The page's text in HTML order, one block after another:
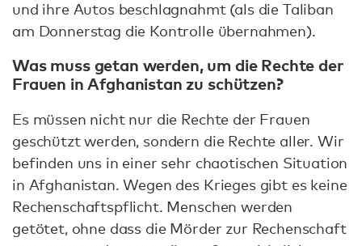
und ihre Autos beschlagnahmt (als die Taliban
am Donnerstag die Kontrolle übernahmen).
Was muss getan werden, um die Rechte der
Frauen in Afghanistan zu schützen?
Es müssen nicht nur die Rechte der Frauen
geschützt werden, sondern die Rechte aller. Wir
befinden uns in einer sehr chaotischen Situation
in Afghanistan. Wegen des Krieges gibt es keine
Rechenschaftspflicht. Menschen werden
getötet, ohne dass die Mörder zur Rechenschaft